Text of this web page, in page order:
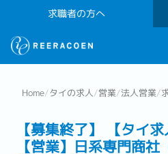
求職者の方へ
Home/タイの求人/営業/法人営業/
【募集終了】 【タイ求
【営業】日系専門商社